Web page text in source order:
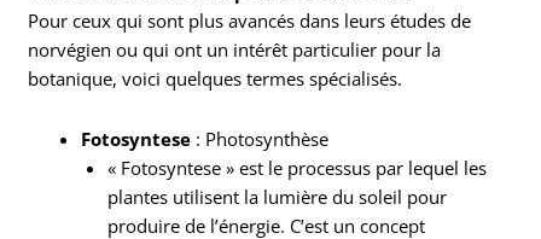
Pour ceux qui sont plus avancés dans leurs études de
norvégien ou qui ont un intérêt particulier pour la
botanique, voici quelques termes spécialisés.
Fotosyntese : Photosynthèse
« Fotosyntese » est le processus par lequel les
plantes utilisent la lumière du soleil pour
produire de l’énergie. C’est un concept